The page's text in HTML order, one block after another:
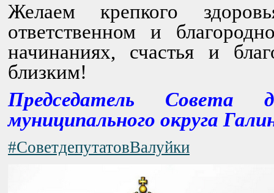
Желаем крепкого
ответственном и
начинаниях, счастья и
близким!
Председатель Совета
муниципального округа
#СоветдепутатовВалуйки